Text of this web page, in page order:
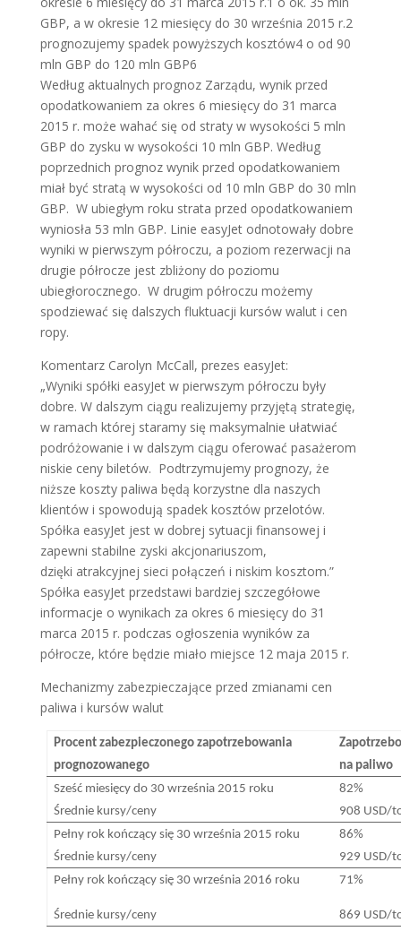
GBP, a w okresie 12 miesięcy do 30 września 2015 r.2
prognozujemy spadek powyższych kosztów4 o od 90
mln GBP do 120 mln GBP6
Według aktualnych prognoz Zarządu, wynik przed
opodatkowaniem za okres 6 miesięcy do 31 marca
2015 r. może wahać się od straty w wysokości 5 mln
GBP do zysku w wysokości 10 mln GBP. Według
poprzednich prognoz wynik przed opodatkowaniem
miał być stratą w wysokości od 10 mln GBP do 30 mln
GBP. W ubiegłym roku strata przed opodatkowaniem
wyniosła 53 mln GBP. Linie easyJet odnotowały dobre
wyniki w pierwszym półroczu, a poziom rezerwacji na
drugie półrocze jest zbliżony do poziomu
ubiegłorocznego. W drugim półroczu możemy
spodziewać się dalszych fluktuacji kursów walut i cen
ropy.
Komentarz Carolyn McCall, prezes easyJet:
„Wyniki spółki easyJet w pierwszym półroczu były
dobre. W dalszym ciągu realizujemy przyjętą strategię,
w ramach której staramy się maksymalnie ułatwiać
podróżowanie i w dalszym ciągu oferować pasażerom
niskie ceny biletów. Podtrzymujemy prognozy, że
niższe koszty paliwa będą korzystne dla naszych
klientów i spowodują spadek kosztów przelotów.
Spółka easyJet jest w dobrej sytuacji finansowej i
zapewni stabilne zyski akcjonariuszom,
dzięki atrakcyjnej sieci połączeń i niskim kosztom.”
Spółka easyJet przedstawi bardziej szczegółowe
informacje o wynikach za okres 6 miesięcy do 31
marca 2015 r. podczas ogłoszenia wyników za
półrocze, które będzie miało miejsce 12 maja 2015 r.
Mechanizmy zabezpieczające przed zmianami cen
paliwa i kursów walut
Procent zabezpieczonego zapotrzebowania
prognozowanego
na paliwo
Sześć miesięcy do 30 września 2015 roku
82%
Średnie kursy/ceny
908 USD/
Pełny rok kończący się 30 września 2015 roku
86%
Średnie kursy/ceny
929 USD/
Pełny rok kończący się 30 września 2016 roku
Średnie kursy/ceny
71%
869 USD/